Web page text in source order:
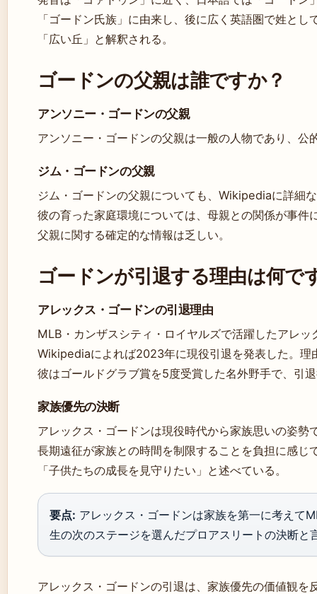
「ゴードン氏族」に由来し、後に広く英語圏で姓と
「広い丘」と解釈される。
ゴードンの父親は誰ですか？
アンソニー・ゴードンの父親
アンソニー・ゴードンの父親は一般の人物であり、公
ジム・ゴードンの父親
ジム・ゴードンの父親についても、Wikipediaに詳細
彼の育った家庭環境については、母親との関係が事件
父親に関する確定的な情報は乏しい。
ゴードンが引退する理由は何で
アレックス・ゴードンの引退理由
MLB・カンザスシティ・ロイヤルズで活躍したアレッ
Wikipediaによれば2023年に現役引退を発表した。理
彼はゴールドグラブ賞を5度受賞した名外野手で、引
家族優先の決断
アレックス・ゴードンは現役時代から家族思いの姿勢
長期遠征が家族との時間を制限することを負担に感じ
「子供たちの成長を見守りたい」と述べている。
要点: アレックス・ゴードンは家族を第一に考えて
生の次のステージを選んだプロアスリートの決断と
アレックス・ゴードンの引退は、家族優先の価値観を